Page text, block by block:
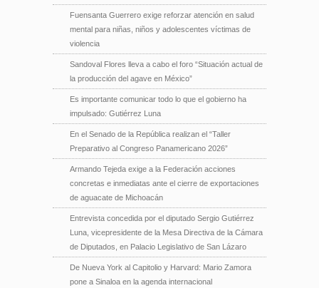
Fuensanta Guerrero exige reforzar atención en salud
mental para niñas, niños y adolescentes víctimas de
violencia
Sandoval Flores lleva a cabo el foro “Situación actual de
la producción del agave en México”
Es importante comunicar todo lo que el gobierno ha
impulsado: Gutiérrez Luna
En el Senado de la República realizan el “Taller
Preparativo al Congreso Panamericano 2026”
Armando Tejeda exige a la Federación acciones
concretas e inmediatas ante el cierre de exportaciones
de aguacate de Michoacán
Entrevista concedida por el diputado Sergio Gutiérrez
Luna, vicepresidente de la Mesa Directiva de la Cámara
de Diputados, en Palacio Legislativo de San Lázaro
De Nueva York al Capitolio y Harvard: Mario Zamora
pone a Sinaloa en la agenda internacional